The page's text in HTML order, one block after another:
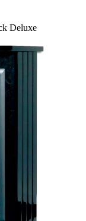
Deluxe